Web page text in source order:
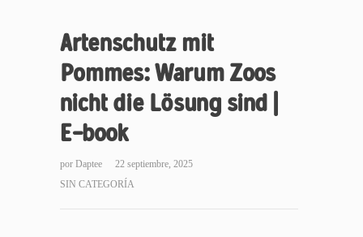
Artenschutz mit
Pommes: Warum Zoos
nicht die Lösung sind |
E-book
por Daptee
22 septiembre, 2025
SIN CATEGORÍA